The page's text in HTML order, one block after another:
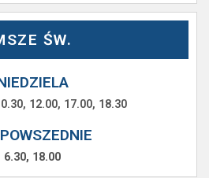
ŚW.
12.00, 17.00, 18.30
6.30, 18.00